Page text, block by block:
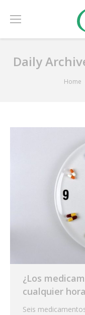
Daily
Home
¿Los
cualquier
Seis